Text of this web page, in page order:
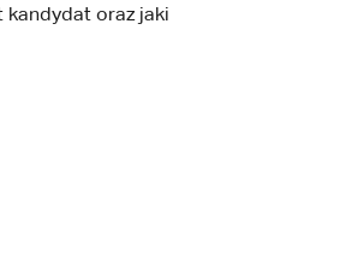
kandydat oraz jaki